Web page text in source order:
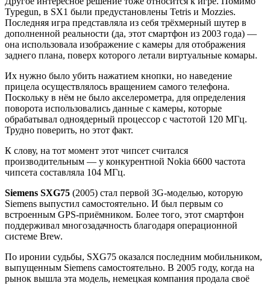
Typegun, в SX1 были предустановлены Tetris и Mozzies.
Последняя игра представляла из себя трёхмерный шутер в
дополненной реальности (да, этот смартфон из 2003 года) —
она использовала изображение с камеры для отображения
заднего плана, поверх которого летали виртуальные комары.
Их нужно было убить нажатием кнопки, но наведение
прицела осуществлялось вращением самого телефона.
Поскольку в нём не было акселерометра, для определения
поворота использовались данные с камеры, которые
обрабатывал одноядерный процессор с частотой 120 МГц.
Трудно поверить, но этот факт.
К слову, на тот момент этот чипсет считался
производительным — у конкурентной Nokia 6600 частота
чипсета составляла 104 МГц.
Siemens SXG75 (2005) стал первой 3G-моделью, которую
Siemens выпустил самостоятельно. И был первым со
встроенным GPS-приёмником. Более того, этот смартфон
поддерживал многозадачность благодаря операционной
системе Brew.
По иронии судьбы, SXG75 оказался последним мобильником,
выпущенным Siemens самостоятельно. В 2005 году, когда на
рынок вышла эта модель, немецкая компания продала своё